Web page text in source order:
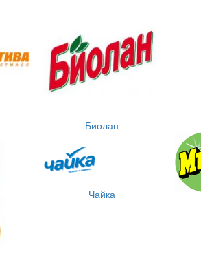
Биолан
Чайка